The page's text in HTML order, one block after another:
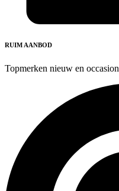
RUIM AANBOD
Topmerken nieuw en occasion